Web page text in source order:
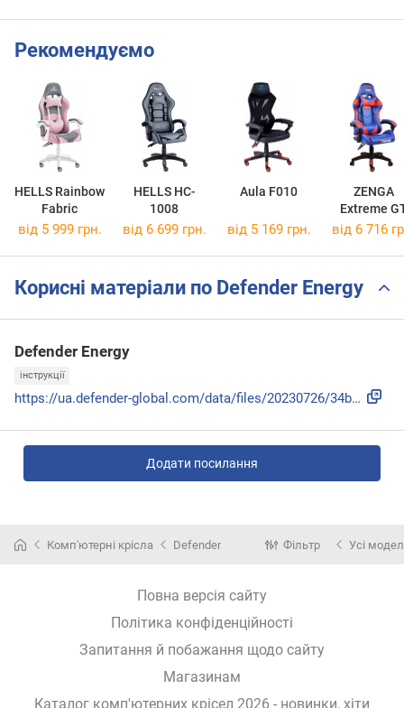
Рекомендуємо
HELLS Rainbow
Fabric
HELLS HC-
1008
Aula F010
ZENGA
Extreme
від 5 999 грн. від 6 699 грн. від 5 169 грн. від 6 716
Корисні матеріали по Defender Energy
Defender Energy
інструкції
https://ua.defender-global.com/data/files/20230726/34b9f4e4...
Додати посилання
Комп'ютерні крісла Defender Фільтр Усі
Повна версія сайту
Політика конфіденційності
Запитання й побажання щодо сайту
Магазинам
Каталог комп'ютерних крісел 2026 - новинки, хіти